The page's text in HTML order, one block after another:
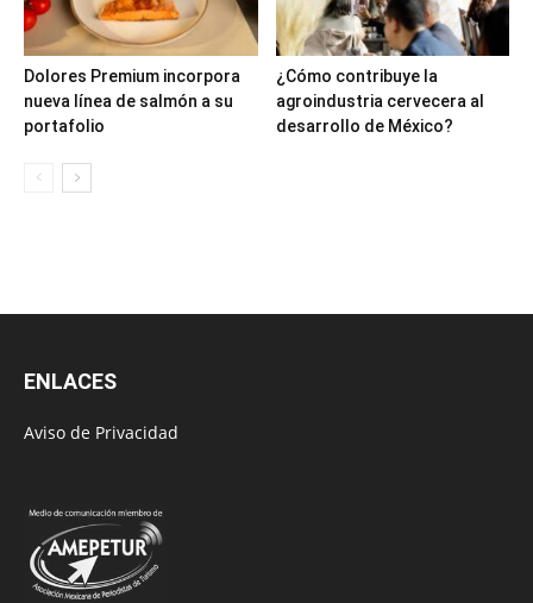
Dolores Premium incorpora
nueva línea de salmón a su
portafolio
¿Cómo contribuye la
agroindustria cervecera al
desarrollo de México?
ENLACES
Aviso de Privacidad